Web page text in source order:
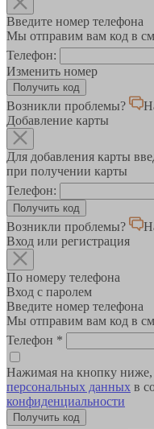
Введите номер телефона
Мы отправим вам код в
Телефон:
Изменить номер
Возникли проблемы?
Добавление карты
Для добавления карты
при получении карты
Телефон:
Возникли проблемы?
Вход или регистрация
По номеру телефона
Вход с паролем
Введите номер телефона
Мы отправим вам код в
Телефон *
Нажимая на кнопку
персональных данных в
конфиденциальности